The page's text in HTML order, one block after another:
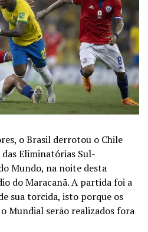
o Brasil derrotou o Chile
Eliminatórias Sul-
Mundo, na noite desta
do Maracanã. A partida foi a
sua torcida, isto porque os
Mundial serão realizados fora